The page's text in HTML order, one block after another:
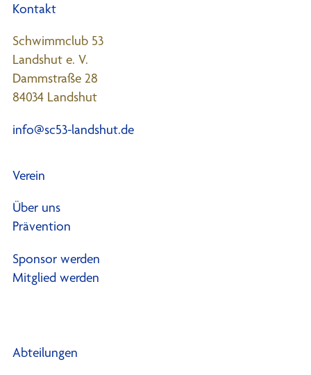
Kontakt
Schwimmclub 53
Landshut e. V.
Dammstraße 28
84034 Landshut
info@sc53-landshut.de
Verein
Über uns
Prävention
Sponsor werden
Mitglied werden
Abteilungen